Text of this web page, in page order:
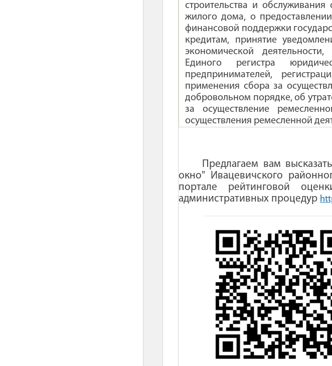
строительства и
жилого дома, о
финансовой поддержки
кредитам, принятие
экономической
Единого регистра
предпринимателей,
применения сбора за
добровольном порядке, об
за осуществление
осуществления ремесленной
Предлагаем вам
окно" Ивацевичского
портале рейтинговой
административных процедур